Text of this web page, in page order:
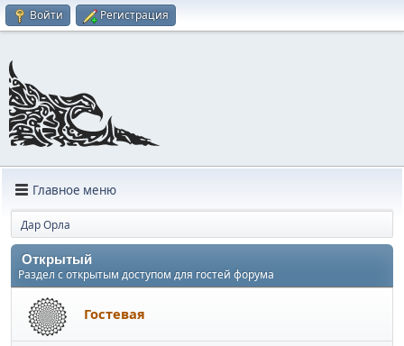
Войти Регистрация
Главное меню
Дар Орла
Открытый
Раздел с открытым доступом для гостей форума
Гостевая